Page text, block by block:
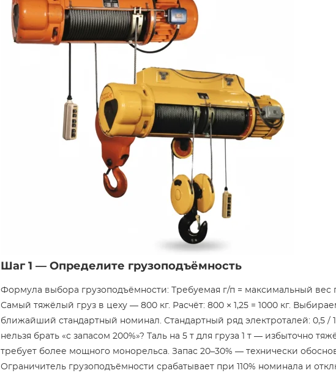
Шаг 1 — Определите грузоподъёмность
Формула выбора грузоподъёмности: Требуемая г/п = максимальный вес
Самый тяжёлый груз в цеху — 800 кг. Расчёт: 800 × 1,25 = 1000 кг.
ближайший стандартный номинал. Стандартный ряд электроталей: 0,5 /
нельзя брать «с запасом 200%»? Таль на 5 т для груза 1 т — избыточно
требует более мощного монорельса. Запас 20–30% — технически
Ограничитель грузоподъёмности срабатывает при 110% номинала и